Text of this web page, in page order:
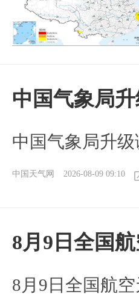
中国气象局
中国气象局升
中国天气网 2026-08-09 09:10
8月9日全国
8月9日全国航